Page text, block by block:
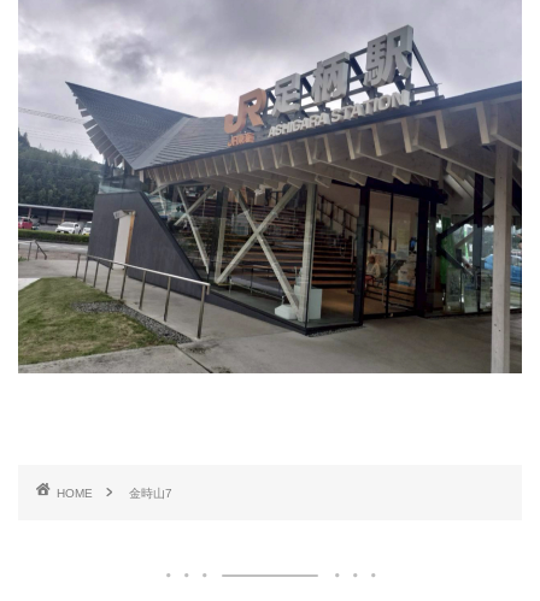
HOME 金時山7